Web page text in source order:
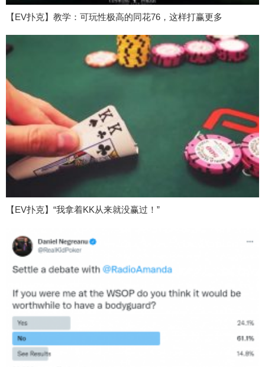
【EV扑克】教学：可玩性极高的同花76，这样打赢更多
【EV扑克】“我拿着KK从来就没赢过！”